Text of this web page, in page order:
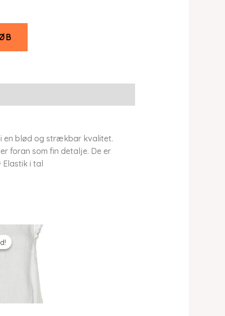
i en blød og strækbar kvalitet.
foran som fin detalje. De er
Elastik i tal